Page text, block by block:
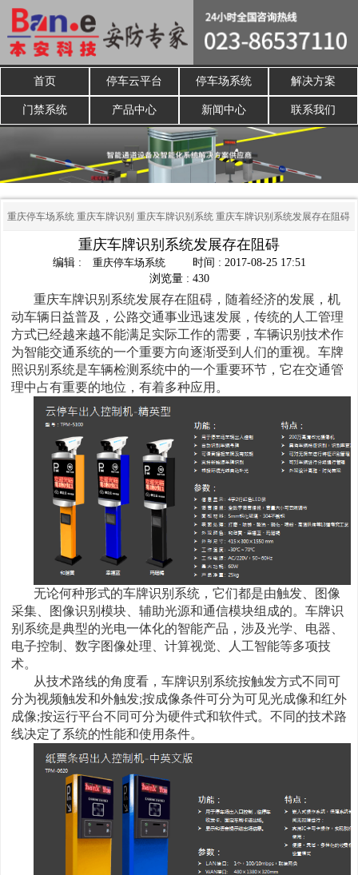
首页 停车云平台 停车场系统 解决方案
门禁系统 产品中心 新闻中心 联系我们
重庆停车场系统 重庆车牌识别 重庆车牌识别系统 重庆车牌识别系统发展存在阻碍
重庆车牌识别系统发展存在阻碍
编辑 : 重庆停车场系统
时间 : 2017-08-25 17:51
浏览量 : 430
重庆车牌识别系统发展存在阻碍，随着经济的发展，机
动车辆日益普及，公路交通事业迅速发展，传统的人工管理
方式已经越来越不能满足实际工作的需要，车辆识别技术作
为智能交通系统的一个重要方向逐渐受到人们的重视。车牌
照识别系统是车辆检测系统中的一个重要环节，它在交通管
理中占有重要的地位，有着多种应用。
无论何种形式的车牌识别系统，它们都是由触发、图像
采集、图像识别模块、辅助光源和通信模块组成的。车牌识
别系统是典型的光电一体化的智能产品，涉及光学、电器、
电子控制、数字图像处理、计算视觉、人工智能等多项技
术。
从技术路线的角度看，车牌识别系统按触发方式不同可
分为视频触发和外触发;按成像条件可分为可见光成像和红外
成像;按运行平台不同可分为硬件式和软件式。不同的技术路
线决定了系统的性能和使用条件。